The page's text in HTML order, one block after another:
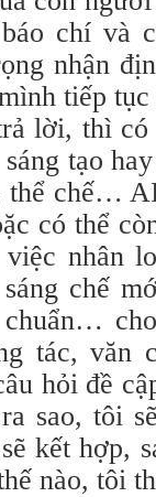
chí và
nhận
tiếp
lời, thì
tạo
thể chế…
có thể
nhân
chế
tác, văn
hỏi đề
sao, tôi
kết hợp,
nào, tôi